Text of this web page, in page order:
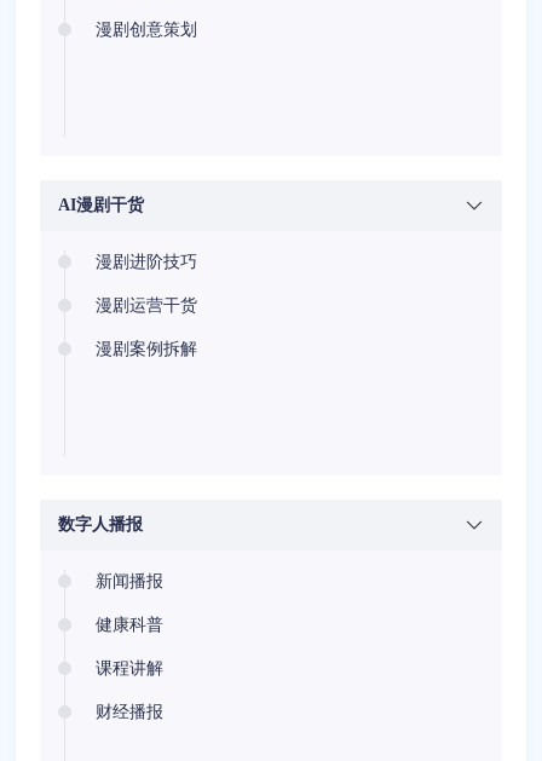
漫剧创意策划
AI漫剧干货
漫剧进阶技巧
漫剧运营干货
漫剧案例拆解
数字人播报
新闻播报
健康科普
课程讲解
财经播报